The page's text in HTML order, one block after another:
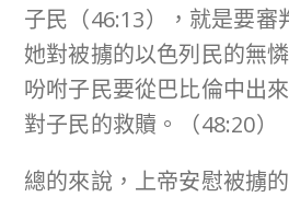
子民（46:13），就是要審
她對被擄的以色列民的無
吩咐子民要從巴比倫中出
對子民的救贖。（48:20）
總的來說，上帝安慰被擄